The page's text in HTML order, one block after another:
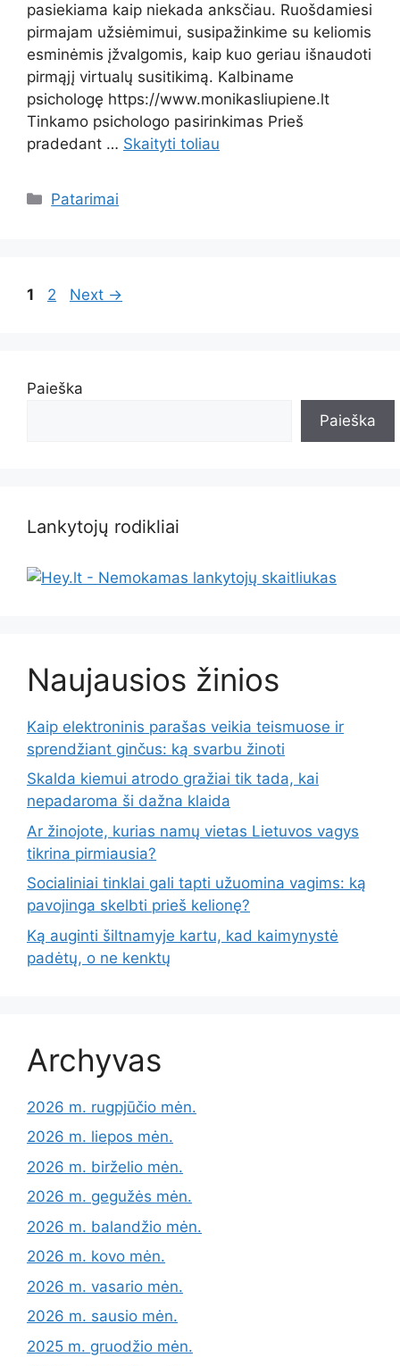
pasiekiama kaip niekada anksčiau. Ruošdamiesi
pirmajam užsiėmimui, susipažinkime su keliomis
esminėmis įžvalgomis, kaip kuo geriau išnaudoti
pirmąjį virtualų susitikimą. Kalbiname
psichologę https://www.monikasliupiene.lt
Tinkamo psichologo pasirinkimas Prieš
pradedant … Skaityti toliau
Kategorijos
Patarimai
Page
1 Page
2 Next →
Paieška
Paieška
Lankytojų rodikliai
Naujausios žinios
Kaip elektroninis parašas veikia teismuose ir
sprendžiant ginčus: ką svarbu žinoti
Skalda kiemui atrodo gražiai tik tada, kai
nepadaroma ši dažna klaida
Ar žinojote, kurias namų vietas Lietuvos vagys
tikrina pirmiausia?
Socialiniai tinklai gali tapti užuomina vagims: ką
pavojinga skelbti prieš kelionę?
Ką auginti šiltnamyje kartu, kad kaimynystė
padėtų, o ne kenktų
Archyvas
2026 m. rugpjūčio mėn.
2026 m. liepos mėn.
2026 m. birželio mėn.
2026 m. gegužės mėn.
2026 m. balandžio mėn.
2026 m. kovo mėn.
2026 m. vasario mėn.
2026 m. sausio mėn.
2025 m. gruodžio mėn.